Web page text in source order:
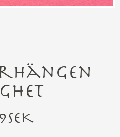
SEK